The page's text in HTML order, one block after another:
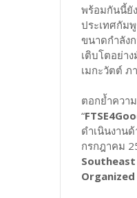
พร้อมกันนี้ยั
ประเทศกัม
ขนาดกำลัง
เติบโตอย่า
เมกะวัตต์ ภ
ตอกย้ำควา
“
ดำเนินงาน
กรกฎาคม
Southeast